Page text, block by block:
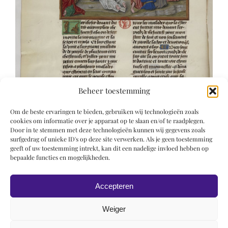
Beheer toestemming
Om de beste ervaringen te bieden, gebruiken wij technologieën zoals
cookies om informatie over je apparaat op te slaan en/of te raadplegen.
Door in te stemmen met deze technologieën kunnen wij gegevens zoals
surfgedrag of unieke ID's op deze site verwerken. Als je geen toestemming
geeft of uw toestemming intrekt, kan dit een nadelige invloed hebben op
bepaalde functies en mogelijkheden.
Accepteren
Weiger